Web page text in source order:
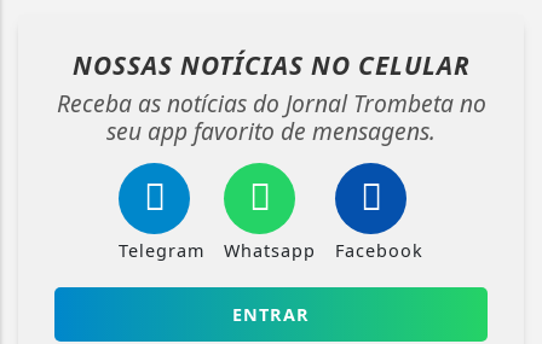
NOSSAS NOTÍCIAS NO CELULAR
Receba as notícias do Jornal Trombeta no
seu app favorito de mensagens.
Telegram Whatsapp Facebook
ENTRAR